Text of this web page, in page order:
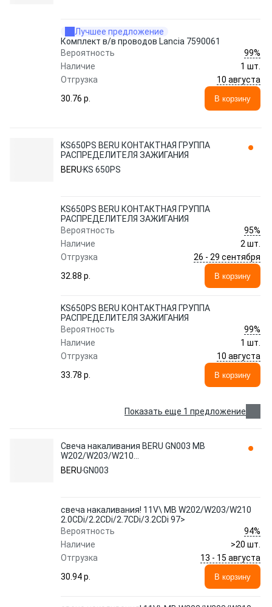
Лучшее предложение
Комплект в/в проводов Lancia 7590061
Вероятность
99%
Наличие
1 шт.
Отгрузка
10 августа
30.76 p.
В корзину
KS650PS BERU КОНТАКТНАЯ ГРУППА
РАСПРЕДЕЛИТЕЛЯ ЗАЖИГАНИЯ
BERU KS 650PS
KS650PS BERU КОНТАКТНАЯ ГРУППА
РАСПРЕДЕЛИТЕЛЯ ЗАЖИГАНИЯ
Вероятность
95%
Наличие
2 шт.
Отгрузка
26 - 29 сентября
32.88 p.
В корзину
KS650PS BERU КОНТАКТНАЯ ГРУППА
РАСПРЕДЕЛИТЕЛЯ ЗАЖИГАНИЯ
Вероятность
99%
Наличие
1 шт.
Отгрузка
10 августа
33.78 p.
В корзину
Показать еще 1 предложение
Свеча накаливания BERU GN003 MB
W202/W203/W210
2.0CDi/2.2CDi/2.7CDi/3.2CDi 97>
BERUGN003
свеча накаливания! 11V\ MB W202/W203/W210
2.0CDi/2.2CDi/2.7CDi/3.2CDi 97>
Вероятность
94%
Наличие
>20 шт.
Отгрузка
13 - 15 августа
30.94 p.
В корзину